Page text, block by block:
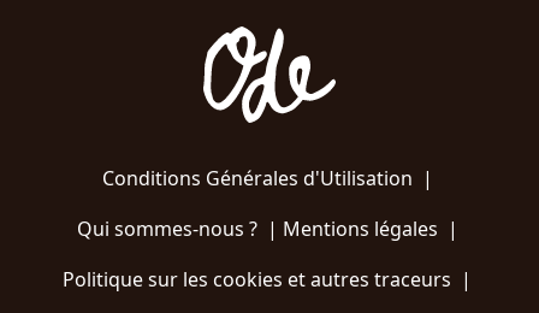
Conditions Générales d'Utilisation |
Qui sommes-nous ?| Mentions légales |
Politique sur les cookies et autres traceurs |